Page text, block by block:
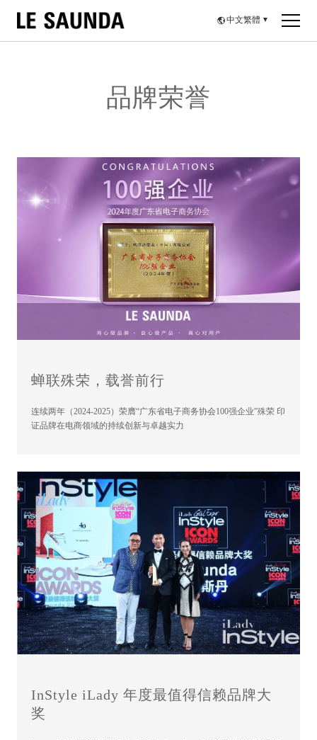
中文繁體 ▼
品牌荣誉
蝉联殊荣，载誉前行
连续两年（2024-2025）荣膺“广东省电子商务协会100强企业”殊荣 印
证品牌在电商领域的持续创新与卓越实力
InStyle iLady 年度最值得信赖品牌大
奖